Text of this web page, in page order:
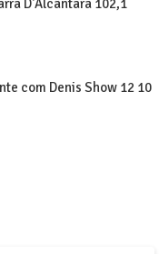
D'Alcântara 102,1
com Denis Show 12 10